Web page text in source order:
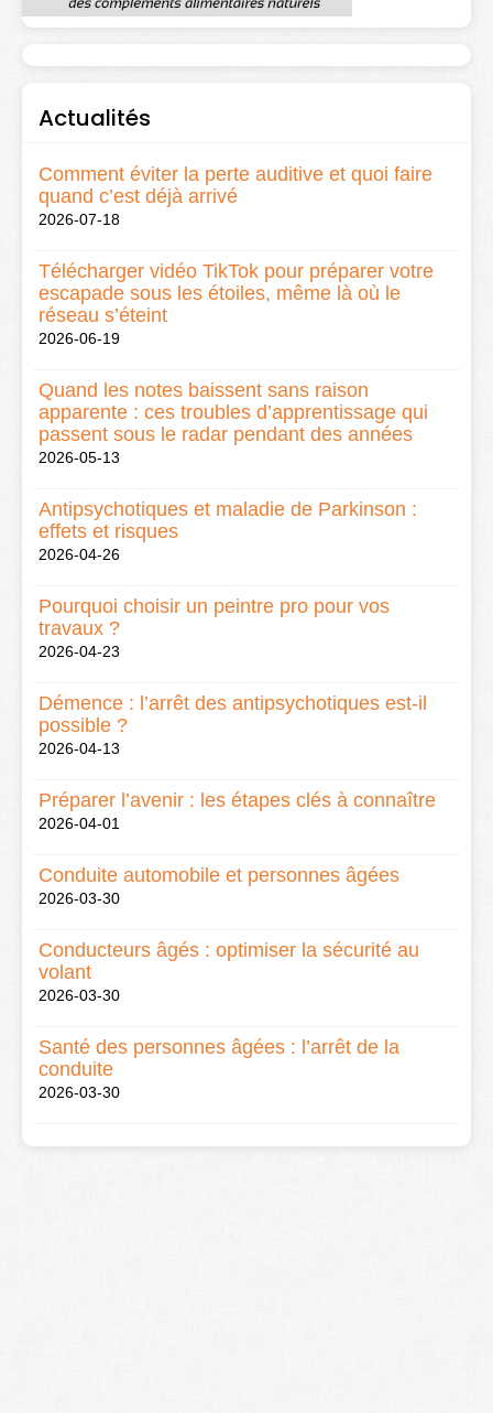
Actualités
Comment éviter la perte auditive et quoi faire
quand c’est déjà arrivé
2026-07-18
Télécharger vidéo TikTok pour préparer votre
escapade sous les étoiles, même là où le
réseau s’éteint
2026-06-19
Quand les notes baissent sans raison
apparente : ces troubles d’apprentissage qui
passent sous le radar pendant des années
2026-05-13
Antipsychotiques et maladie de Parkinson :
effets et risques
2026-04-26
Pourquoi choisir un peintre pro pour vos
travaux ?
2026-04-23
Démence : l’arrêt des antipsychotiques est-il
possible ?
2026-04-13
Préparer l’avenir : les étapes clés à connaître
2026-04-01
Conduite automobile et personnes âgées
2026-03-30
Conducteurs âgés : optimiser la sécurité au
volant
2026-03-30
Santé des personnes âgées : l’arrêt de la
conduite
2026-03-30